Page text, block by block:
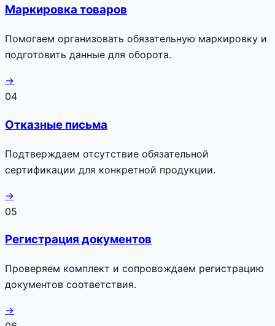
Маркировка товаров
Помогаем организовать обязательную маркировку и
подготовить данные для оборота.
→
04
Отказные письма
Подтверждаем отсутствие обязательной
сертификации для конкретной продукции.
→
05
Регистрация документов
Проверяем комплект и сопровождаем регистрацию
документов соответствия.
→